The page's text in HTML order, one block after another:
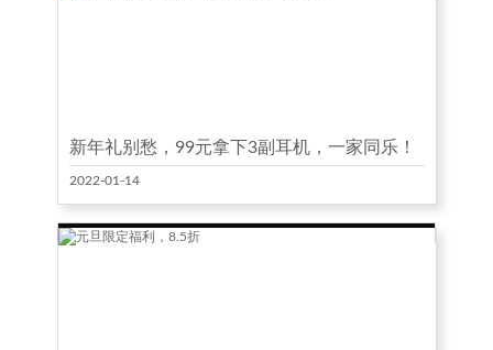
新年礼别愁，99元拿下3副耳机，一家同乐！
2022-01-14